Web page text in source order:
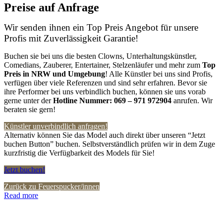
Preise auf Anfrage
Wir senden ihnen ein Top Preis Angebot für unsere
Profis mit Zuverlässigkeit Garantie!
Buchen sie bei uns die besten Clowns, Unterhaltungskünstler,
Comedians, Zauberer, Entertainer, Stelzenläufer und mehr zum Top
Preis in NRW und Umgebung! Alle Künstler bei uns sind Profis,
verfügen über viele Referenzen und sind sehr erfahren. Bevor sie
ihre Performer bei uns verbindlich buchen, können sie uns vorab
gerne unter derHotline Nummer: 069 – 971 972904 anrufen. Wir
beraten sie gern!
Künstler unverbindlich anfragen!
Alternativ können Sie das Model auch direkt über unseren “Jetzt
buchen Button” buchen. Selbstverständlich prüfen wir in dem Zuge
kurzfristig die Verfügbarkeit des Models für Sie!
Jetzt buchen!
Zurück zu Feuerspucker/innen
Read more